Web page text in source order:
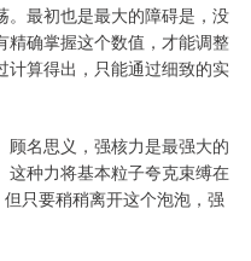
。最初也是最大的障碍是，没
精确掌握这个数值，才能调整
计算得出，只能通过细致的实
名思义，强核力是最强大的
这种力将基本粒子夸克束缚在
只要稍稍离开这个泡泡，强